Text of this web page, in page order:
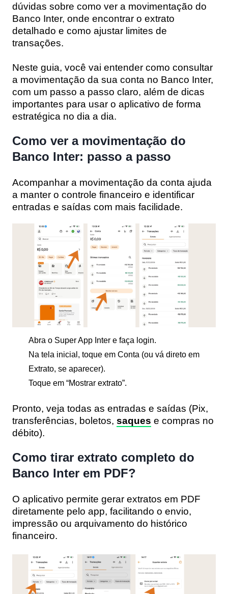
dúvidas sobre como ver a movimentação do
Banco Inter, onde encontrar o extrato
detalhado e como ajustar limites de
transações.
Neste guia, você vai entender como consultar
a movimentação da sua conta no Banco Inter,
com um passo a passo claro, além de dicas
importantes para usar o aplicativo de forma
estratégica no dia a dia.
Como ver a movimentação do
Banco Inter: passo a passo
Acompanhar a movimentação da conta ajuda
a manter o controle financeiro e identificar
entradas e saídas com mais facilidade.
Abra o Super App Inter e faça login.
Na tela inicial, toque em Conta (ou vá direto em
Extrato, se aparecer).
Toque em “Mostrar extrato”.
Pronto, veja todas as entradas e saídas (Pix,
transferências, boletos, saques e compras no
débito).
Como tirar extrato completo do
Banco Inter em PDF?
O aplicativo permite gerar extratos em PDF
diretamente pelo app, facilitando o envio,
impressão ou arquivamento do histórico
financeiro.